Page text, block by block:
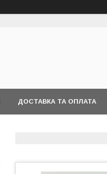
ДОСТАВКА ТА ОПЛАТА